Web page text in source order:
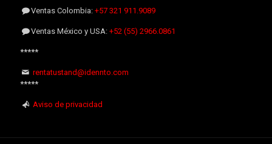
Ventas Colombia:+57 321 911.9089
Ventas México y USA:+52 (55) 2966.0861
*****
rentatustand@idennto.com
*****
Aviso de privacidad